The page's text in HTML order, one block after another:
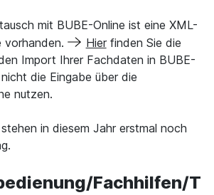
mit BUBE-Online ist eine XML-
vorhanden.
Hierfinden Sie die
Import Ihrer Fachdaten in BUBE-
die Eingabe über die
nutzen.
in diesem Jahr erstmal noch
Fachhilfen/T